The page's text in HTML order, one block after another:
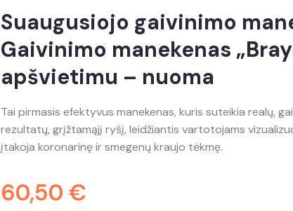
Suaugusiojo gaivinimo
Gaivinimo manekenas
apšvietimu – nuoma
Tai pirmasis efektyvus manekenas, kuris suteikia realų,
rezultatų, grįžtamąjį ryšį, leidžiantis vartotojams
įtakoja koronarinę ir smegenų kraujo tėkmę.
60,50 €